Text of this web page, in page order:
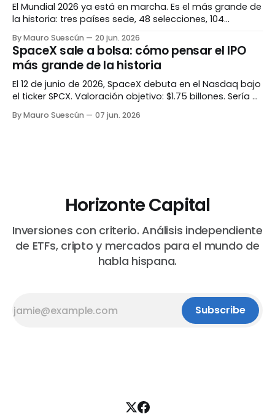
El Mundial 2026 ya está en marcha. Es el más grande de
la historia: tres países sede, 48 selecciones, 104
partidos. La intuición dice que aerolíneas, hoteles y
marcas deportivas se van a disparar. La historia dice
exactamente lo contrario. El evento más grande de la
historia Antes de hablar
By Mauro Suescún 20 jun. 2026
SpaceX sale a bolsa: cómo pensar el IPO
más grande de la historia
El 12 de junio de 2026, SpaceX debuta en el Nasdaq bajo
el ticker SPCX. Valoración objetivo: $1.75 billones. Sería el
IPO más grande jamás registrado, superando a Saudi
Aramco. La pregunta no es si es histórico. Es si tiene
By Mauro Suescún 07 jun. 2026
Horizonte Capital
Inversiones con criterio. Análisis independiente
de ETFs, cripto y mercados para el mundo de
habla hispana.
Subscribe